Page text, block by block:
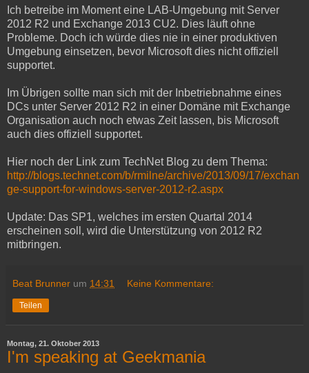
Ich betreibe im Moment eine LAB-Umgebung mit Server
2012 R2 und Exchange 2013 CU2. Dies läuft ohne
Probleme. Doch ich würde dies nie in einer produktiven
Umgebung einsetzen, bevor Microsoft dies nicht offiziell
supportet.
Im Übrigen sollte man sich mit der Inbetriebnahme eines
DCs unter Server 2012 R2 in einer Domäne mit Exchange
Organisation auch noch etwas Zeit lassen, bis Microsoft
auch dies offiziell supportet.
Hier noch der Link zum TechNet Blog zu dem Thema:
http://blogs.technet.com/b/rmilne/archive/2013/09/17/exchan
ge-support-for-windows-server-2012-r2.aspx
Update: Das SP1, welches im ersten Quartal 2014
erscheinen soll, wird die Unterstützung von 2012 R2
mitbringen.
Beat Brunner um 14:31 Keine Kommentare:
Teilen
Montag, 21. Oktober 2013
I'm speaking at Geekmania